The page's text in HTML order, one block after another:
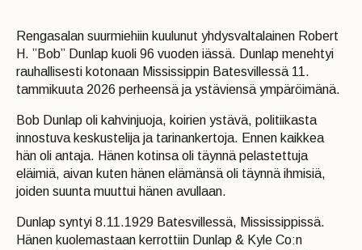
Rengasalan suurmiehiin kuulunut yhdysvaltalainen Robert
H. ”Bob” Dunlap kuoli 96 vuoden iässä. Dunlap menehtyi
rauhallisesti kotonaan Mississippin Batesvillessä 11.
tammikuuta 2026 perheensä ja ystäviensä ympäröimänä.
Bob Dunlap oli kahvinjuoja, koirien ystävä, politiikasta
innostuva keskustelija ja tarinankertoja. Ennen kaikkea
hän oli antaja. Hänen kotinsa oli täynnä pelastettuja
eläimiä, aivan kuten hänen elämänsä oli täynnä ihmisiä,
joiden suunta muuttui hänen avullaan.
Dunlap syntyi 8.11.1929 Batesvillessä, Mississippissä.
Hänen kuolemastaan kerrottiin Dunlap & Kyle Co:n